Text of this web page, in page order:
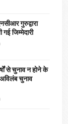
गुरुद्वारा
जिम्मेदारी
से चुनाव न होने के
अविलंब चुनाव